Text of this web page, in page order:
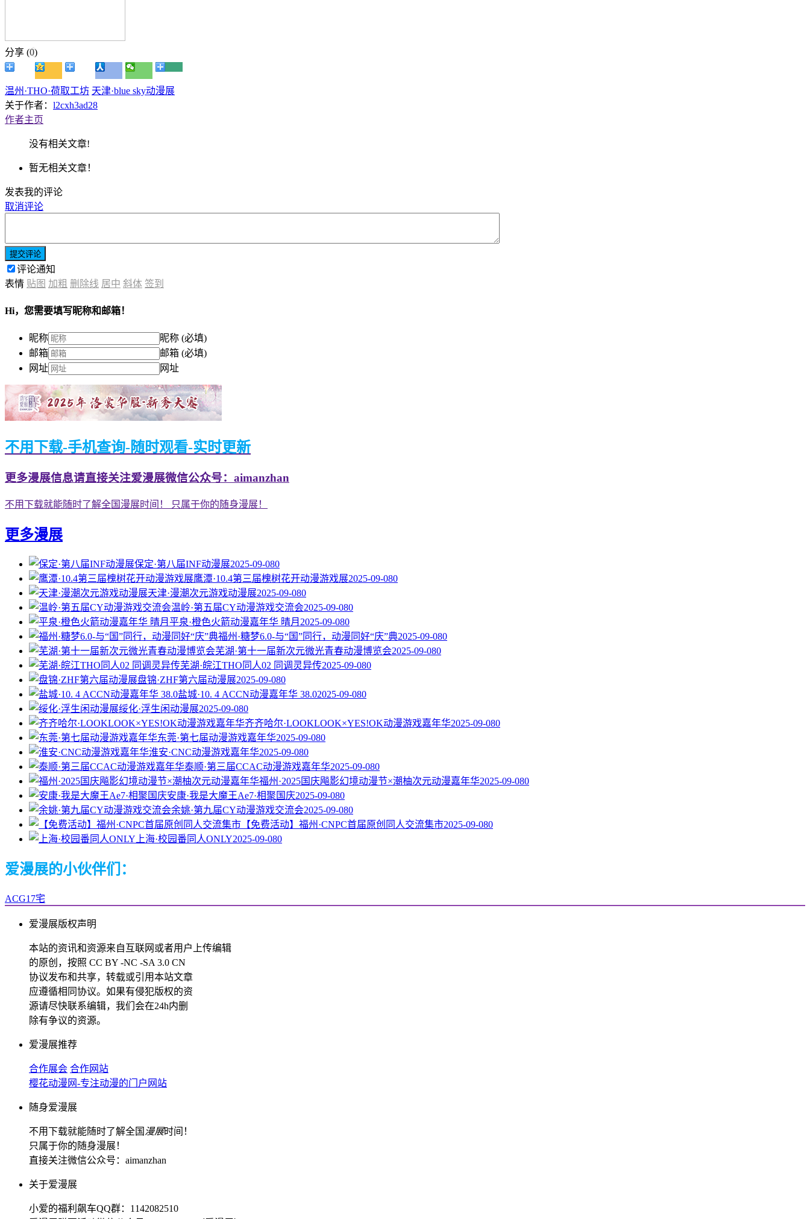
分享 (0)
温州·THO·荷取工坊 天津·blue sky动漫展
关于作者： l2cxh3ad28
作者主页
没有相关文章!
暂无相关文章！
发表我的评论
取消评论
提交评论
评论通知
表情 贴图 加粗 删除线 居中 斜体 签到
Hi，您需要填写昵称和邮箱！
昵称
昵称 (必填)
邮箱
邮箱 (必填)
网址
网址
不用下载-手机查询-随时观看-实时更新
更多漫展信息请直接关注爱漫展微信公众号：aimanzhan
不用下载就能随时了解全国漫展时间！ 只属于你的随身漫展！
更多漫展
保定·第八届INF动漫展2025-09-080
鹰潭·10.4第三届槐树花开动漫游戏展2025-09-080
天津·漫潮次元游戏动漫展2025-09-080
温岭·第五届CY动漫游戏交流会2025-09-080
平泉·橙色火箭动漫嘉年华 晴月 2025-09-080
福州·糖梦6.0-与“国”同行，动漫同好“庆”典2025-09-080
芜湖·第十一届新次元微光青春动漫博览会2025-09-080
芜湖·皖江THO同人02 同调灵异传2025-09-080
盘锦·ZHF第六届动漫展2025-09-080
盐城·10. 4 ACCN动漫嘉年华 38.02025-09-080
绥化·浮生闲动漫展2025-09-080
齐齐哈尔·LOOKLOOK×YES!OK动漫游戏嘉年华2025-09-080
东莞·第七届动漫游戏嘉年华2025-09-080
淮安·CNC动漫游戏嘉年华2025-09-080
泰顺·第三届CCAC动漫游戏嘉年华2025-09-080
福州·2025国庆飚影幻境动漫节×潮柚次元动漫嘉年华2025-09-080
安康·我是大魔王Ae7·相聚国庆2025-09-080
余姚·第九届CY动漫游戏交流会2025-09-080
【免费活动】福州·CNPC首届原创同人交流集市2025-09-080
上海·校园番同人ONLY2025-09-080
爱漫展的小伙伴们：
ACG17宅
爱漫展版权声明
本站的资讯和资源来自互联网或者用户上传编辑
的原创，按照 CC BY -NC -SA 3.0 CN
协议发布和共享，转载或引用本站文章
应遵循相同协议。如果有侵犯版权的资
源请尽快联系编辑，我们会在24h内删
除有争议的资源。
爱漫展推荐
合作展会 合作网站
樱花动漫网-专注动漫的门户网站
随身爱漫展
不用下载就能随时了解全国 漫展时间！
只属于你的随身漫展！
直接关注微信公众号：aimanzhan
关于爱漫展
小爱的福利飙车QQ群：1142082510